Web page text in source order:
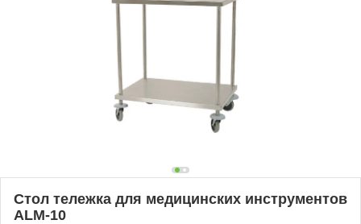
Стол тележка для медицинских инструментов
ALM-10